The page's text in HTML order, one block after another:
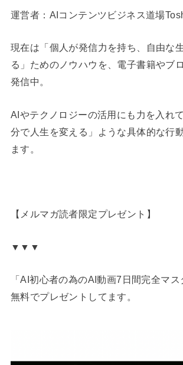
運営者：AIコンテンツビジネス道場
現在は「個人が発信力を持ち、自由な
る」ためのノウハウを、電子書籍やブ
発信中。
AIやテクノロジーの活用にも力を入れ
分で人生を変える」ような具体的な行
ます。
【メルマガ読者限定プレゼント】
▼▼▼
「AI初心者の為のAI動画7日間完全マ
無料でプレゼントしてます。